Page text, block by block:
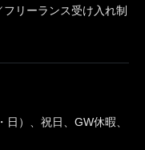
リーランス受け入れ制
日）、祝日、GW休暇、